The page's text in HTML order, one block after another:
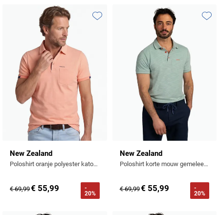
Profuomo
Seidensticker
State of Art
Tommy Hilfiger
Vanguard
Replay
Reset
Roy Robson
Schiesser
Seidensticker
Slater
State of Art
Tenson
New Zealand
Poloshirt oranje polyester katoen
€ 69,99€ 55,99
-
20%
Toevoegen aan favorieten
New Zealand
Poloshirt korte mouw gemeleerd groen
€ 69,99€ 55,99
-
20%